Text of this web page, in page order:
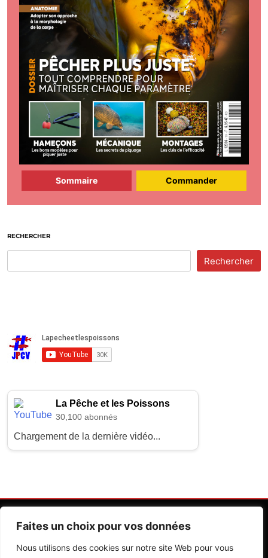
Faites un choix pour vos données
Nous utilisons des cookies sur notre site Web pour vous
Sommaire Commander
RECHERCHER
Rechercher
La Pêche et les Poissons
30,100 abonnés
Chargement de la dernière vidéo...